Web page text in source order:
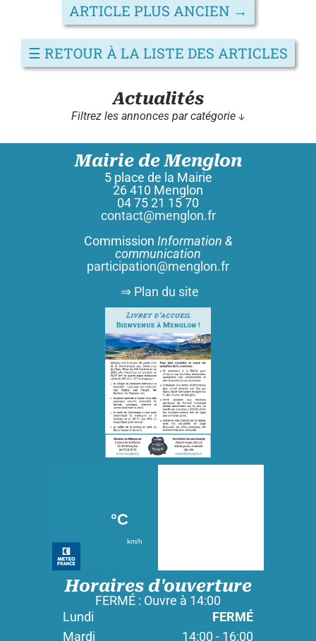
ARTICLE PLUS ANCIEN →
☰ RETOUR À LA LISTE DES ARTICLES
Actualités
Filtrez les annonces par catégorie ↓
Mairie de Menglon
5 place de la Mairie
26 410 Menglon
04 75 21 15 70
contact@menglon.fr
Commission Information &
communication
participation@menglon.fr
⇒ Plan du site
Horaires d'ouverture
FERMÉ : Ouvre à 14:00
Lundi
FERMÉ
Mardi
14:00 - 16:00